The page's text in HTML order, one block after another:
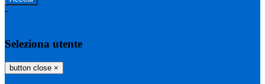
-
Seleziona utente
button close ×